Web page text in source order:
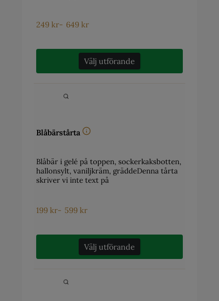
249 kr- 649 kr
Välj utförande
Blåbärstårta
Blåbär i gelé på toppen, sockerkaksbotten,
hallonsylt, vaniljkräm, gräddeDenna tårta
skriver vi inte text på
199 kr- 599 kr
Välj utförande